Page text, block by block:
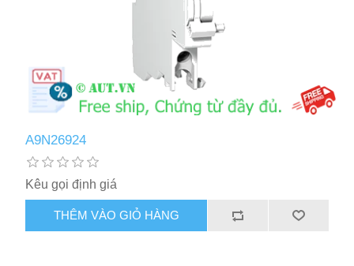
A9N26924
Kêu gọi định giá
THÊM VÀO GIỎ HÀNG